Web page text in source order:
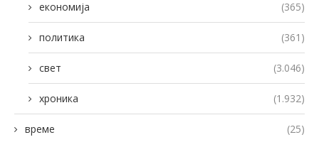
економија (365)
политика (361)
свет (3.046)
хроника (1.932)
време (25)